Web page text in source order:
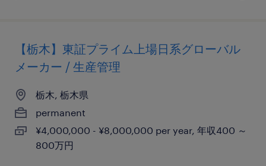
【栃木】東証プライム上場日系グローバル
メーカー / 生産管理
栃木, 栃木県
permanent
¥4,000,000 - ¥8,000,000 per year, 年収400 ～
800万円